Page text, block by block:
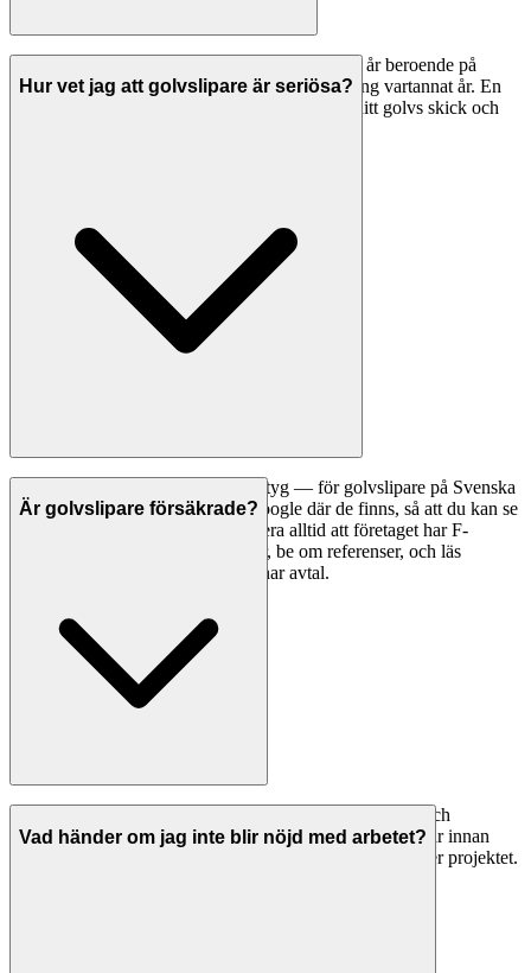
Trägolv behöver vanligtvis slipas om var 10-15 år beroende på
slitage. Oljade golv kan behöva underhållsoljning vartannat år. En
professionell golvslipare i Nacka kan bedöma ditt golvs skick och
Hur vet jag att golvslipare är seriösa?
Ett bra första steg är att jämföra betyg — för golvslipare på Svenska
Hantverkare visar vi betyg från Google där de finns, så att du kan se
vad andra kunder tycker. Kontrollera alltid att företaget har F-
skattesedel och giltiga försäkringar, be om referenser, och läs
omdömen noggrant innan du tecknar avtal.
Är golvslipare försäkrade?
Seriösa golvslipare i Nacka har både ansvarsförsäkring och
allriskförsäkring. Be alltid om bevis på giltiga försäkringar innan
arbetet påbörjas. Detta skyddar dig om något går fel under projektet.
Vad händer om jag inte blir nöjd med arbetet?